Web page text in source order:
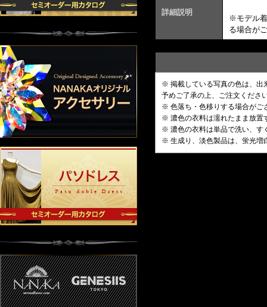
詳細説明
※モデル
る場合が
※ 掲載している写真の色は、出
予めご了承の上、ご注文くださ
※ 色落ち・色移りする場合がご
※ 濃色の衣料は濡れたまま放置
※ 濃色の衣料は単品で洗い、す
※ 生成り、淡色製品は、蛍光増